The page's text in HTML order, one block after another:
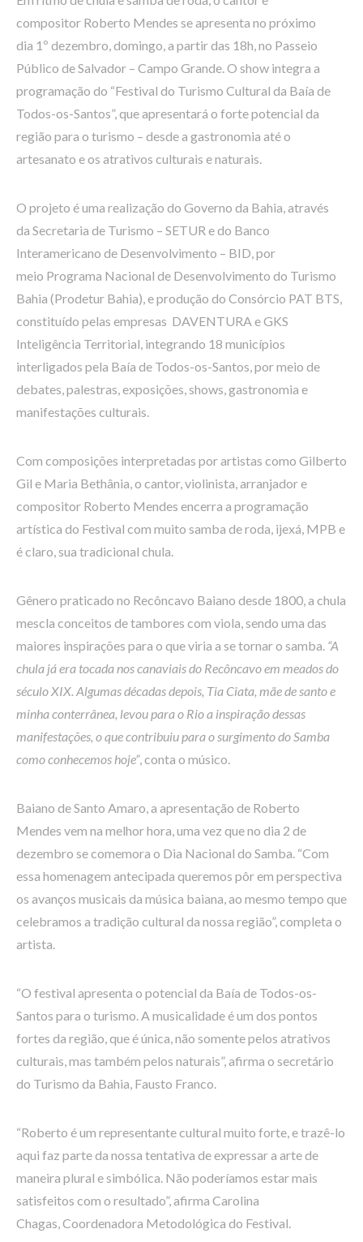
compositor Roberto Mendes se apresenta no próximo
dia 1º dezembro, domingo, a partir das 18h, no Passeio
Público de Salvador – Campo Grande. O show integra a
programação do “Festival do Turismo Cultural da Baía de
Todos-os-Santos”, que apresentará o forte potencial da
região para o turismo – desde a gastronomia até o
artesanato e os atrativos culturais e naturais.
O projeto é uma realização do Governo da Bahia, através
da Secretaria de Turismo – SETUR e do Banco
Interamericano de Desenvolvimento – BID, por
meio Programa Nacional de Desenvolvimento do Turismo
Bahia (Prodetur Bahia), e produção do Consórcio PAT BTS,
constituído pelas empresas DAVENTURA e GKS
Inteligência Territorial, integrando 18 municípios
interligados pela Baía de Todos-os-Santos, por meio de
debates, palestras, exposições, shows, gastronomia e
manifestações culturais.
Com composições interpretadas por artistas como Gilberto
Gil e Maria Bethânia, o cantor, violinista, arranjador e
compositor Roberto Mendes encerra a programação
artística do Festival com muito samba de roda, ijexá, MPB e
é claro, sua tradicional chula.
Gênero praticado no Recôncavo Baiano desde 1800, a chula
mescla conceitos de tambores com viola, sendo uma das
maiores inspirações para o que viria a se tornar o samba. “A
chula já era tocada nos canaviais do Recôncavo em meados do
século XIX. Algumas décadas depois, Tia Ciata, mãe de santo e
minha conterrânea, levou para o Rio a inspiração dessas
manifestações, o que contribuiu para o surgimento do Samba
como conhecemos hoje”, conta o músico.
Baiano de Santo Amaro, a apresentação de Roberto
Mendes vem na melhor hora, uma vez que no dia 2 de
dezembro se comemora o Dia Nacional do Samba. “Com
essa homenagem antecipada queremos pôr em perspectiva
os avanços musicais da música baiana, ao mesmo tempo que
celebramos a tradição cultural da nossa região”, completa o
artista.
“O festival apresenta o potencial da Baía de Todos-os-
Santos para o turismo. A musicalidade é um dos pontos
fortes da região, que é única, não somente pelos atrativos
culturais, mas também pelos naturais”, afirma o secretário
do Turismo da Bahia, Fausto Franco.
“Roberto é um representante cultural muito forte, e trazê-lo
aqui faz parte da nossa tentativa de expressar a arte de
maneira plural e simbólica. Não poderíamos estar mais
satisfeitos com o resultado”, afirma Carolina
Chagas, Coordenadora Metodológica do Festival.